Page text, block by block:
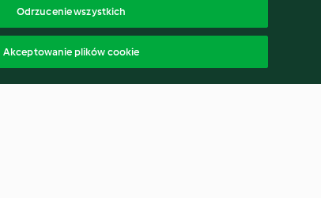
Odrzucenie wszystkich
Akceptowanie plików cookie